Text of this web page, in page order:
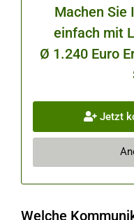
Machen Sie
einfach mit
Ø 1.240 Euro
Jetzt
Welche